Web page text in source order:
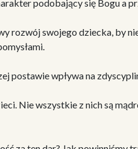
podobający się Bogu a
rozwój swojego dziecka, by
postawie wpływa na
Nie wszystkie z nich są